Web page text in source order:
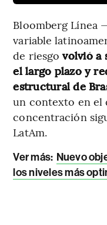
Bloomberg Línea
variable
de riesgovolvió a
el largo plazo y
estructural de
un contexto en el
concentración
LatAm.
Ver más: Nuevo
los niveles más